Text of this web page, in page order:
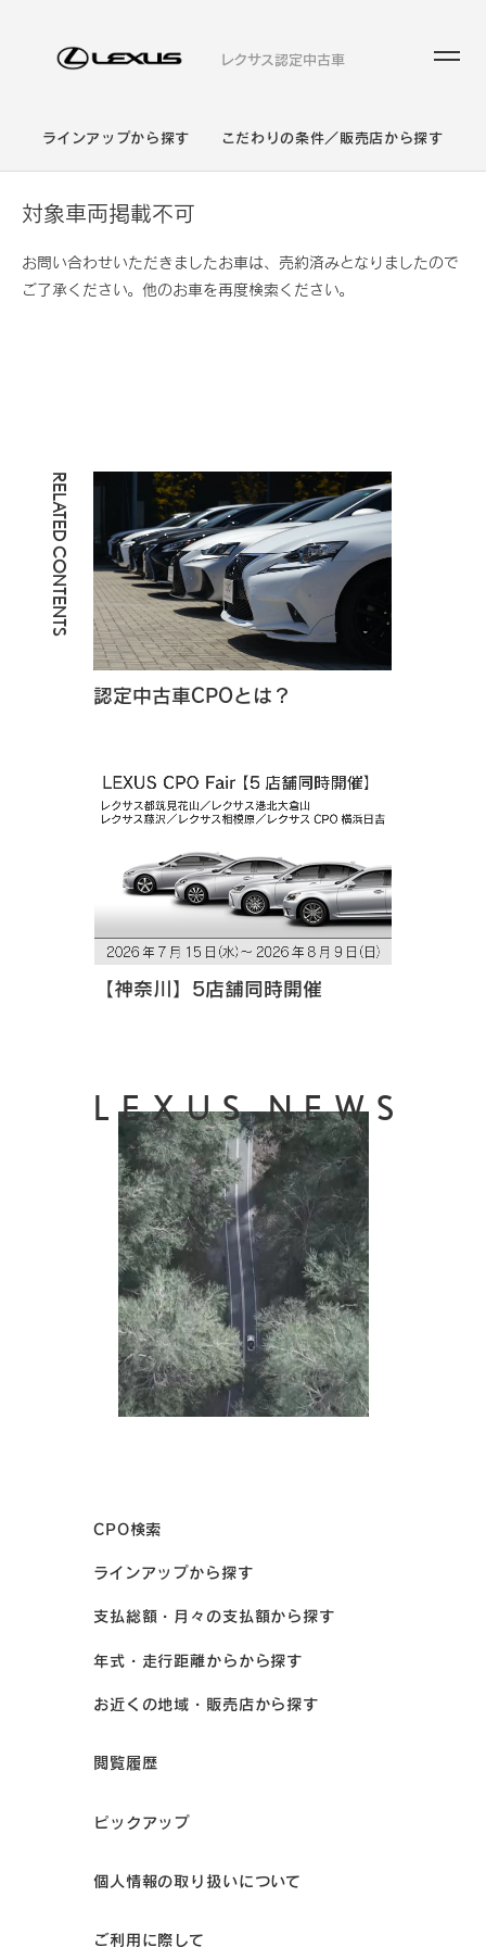
レクサス認定中古車
ラインアップから探す こだわりの条件／販売店から探す
対象車両掲載不可
お問い合わせいただきましたお車は、売約済みとなりましたので
ご了承ください。他のお車を再度検索ください。
RELATED CONTENTS
認定中古車CPOとは？
【神奈川】5店舗同時開催
LEXUS NEWS
CPO検索
ラインアップから探す
支払総額・月々の支払額から探す
年式・走行距離からから探す
お近くの地域・販売店から探す
閲覧履歴
ピックアップ
個人情報の取り扱いについて
ご利用に際して